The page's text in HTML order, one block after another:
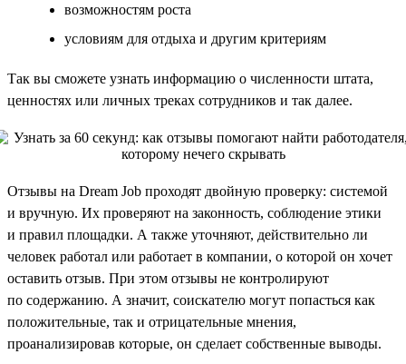
возможностям роста
условиям для отдыха и другим критериям
Так вы сможете узнать информацию о численности штата,
ценностях или личных треках сотрудников и так далее.
Отзывы на Dream Job проходят двойную проверку: системой
и вручную. Их проверяют на законность, соблюдение этики
и правил площадки. А также уточняют, действительно ли
человек работал или работает в компании, о которой он хочет
оставить отзыв. При этом отзывы не контролируют
по содержанию. А значит, соискателю могут попасться как
положительные, так и отрицательные мнения,
проанализировав которые, он сделает собственные выводы.